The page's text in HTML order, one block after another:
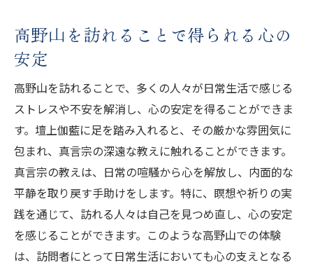
高野山を訪れることで得られる心の
安定
高野山を訪れることで、多くの人々が日常生活で感じる
ストレスや不安を解消し、心の安定を得ることができま
す。壇上伽藍に足を踏み入れると、その厳かな雰囲気に
包まれ、真言宗の深遠な教えに触れることができます。
真言宗の教えは、日常の喧騒から心を解放し、内面的な
平静を取り戻す手助けをします。特に、瞑想や祈りの実
践を通じて、訪れる人々は自己を見つめ直し、心の安定
を感じることができます。このような高野山での体験
は、訪問者にとって日常生活においても心の支えとなる